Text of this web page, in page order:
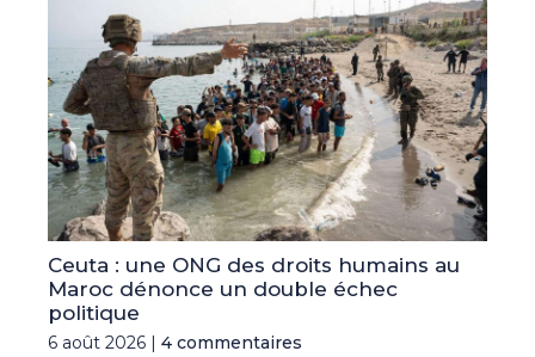
Ceuta : une ONG des droits humains au
Maroc dénonce un double échec
politique
6 août 2026 | 4 commentaires